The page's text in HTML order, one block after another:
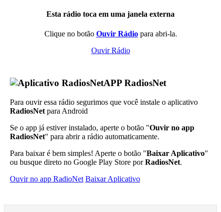
Esta rádio toca em uma janela externa
Clique no botão Ouvir Rádiopara abri-la.
Ouvir Rádio
APP RadiosNet
Para ouvir essa rádio segurimos que você instale o aplicativo
RadiosNet para Android
Se o app já estiver instalado, aperte o botão "Ouvir no app
RadiosNet" para abrir a rádio automaticamente.
Para baixar é bem simples! Aperte o botão "Baixar Aplicativo"
ou busque direto no Google Play Store porRadiosNet.
Ouvir no app RadioNet Baixar Aplicativo